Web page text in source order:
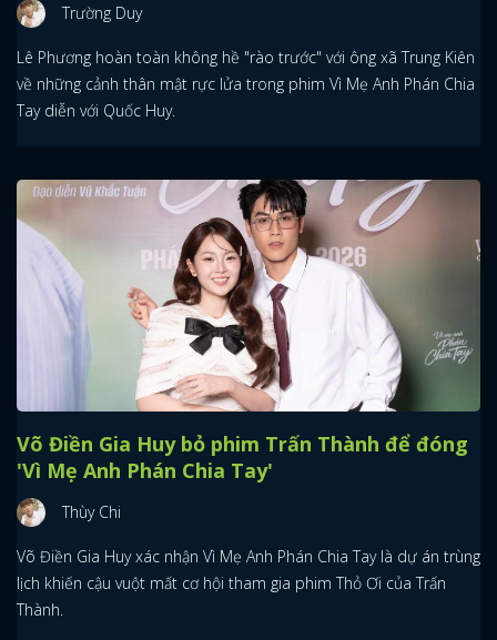
Trường Duy
Lê Phương hoàn toàn không hề "rào trước" với ông xã Trung Kiên
về những cảnh thân mật rực lửa trong phim Vì Mẹ Anh Phán Chia
Tay diễn với Quốc Huy.
Võ Điền Gia Huy bỏ phim Trấn Thành để đóng
'Vì Mẹ Anh Phán Chia Tay'
Thùy Chi
Võ Điền Gia Huy xác nhận Vì Mẹ Anh Phán Chia Tay là dự án trùng
lịch khiến cậu vuột mất cơ hội tham gia phim Thỏ Ơi của Trấn
Thành.